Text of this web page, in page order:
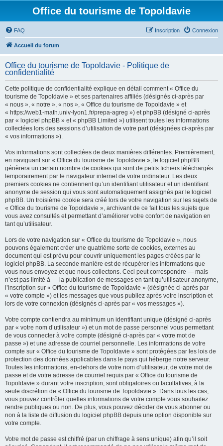
Office du tourisme de Topoldavie
FAQ Connexion
Inscription
Accueil du forum
Office du tourisme de Topoldavie - Politique de
confidentialité
Cette politique de confidentialité explique en détail comment « Office du
tourisme de Topoldavie » et ses partenaires affiliés (désignés ci-après par
« nous », « notre », « nos », « Office du tourisme de Topoldavie » et
« https://web1-math.univ-lyon1.fr/prepa-agreg ») et phpBB (désigné ci-après
par « logiciel phpBB » et « phpBB Limited ») utilisent toutes les informations
collectées lors des sessions d’utilisation de votre part (désignées ci-après par
« vos informations »).
Vos informations sont collectées de deux manières différentes. Premièrement,
en naviguant sur « Office du tourisme de Topoldavie », le logiciel phpBB
génèrera un certain nombre de cookies qui sont de petits fichiers téléchargés
temporairement par le navigateur internet de votre ordinateur. Les deux
premiers cookies ne contiennent qu’un identifiant utilisateur et un identifiant
anonyme de session qui vous sont automatiquement assignés par le logiciel
phpBB. Un troisième cookie sera créé lors de votre navigation sur les sujets de
« Office du tourisme de Topoldavie », archivant de ce fait tous les sujets que
vous avez consultés et permettant d’améliorer votre confort de navigation en
tant qu’utilisateur.
Lors de votre navigation sur « Office du tourisme de Topoldavie », nous
pouvons également créer une quatrième sorte de cookies, externes au
document qui est prévu pour couvrir uniquement les pages créées par le
logiciel phpBB. La seconde manière est de récupérer les informations que
vous nous envoyez et que nous collectons. Ceci peut correspondre — mais
n’est pas limité à — la publication de messages en tant qu’utilisateur anonyme,
l’inscription sur « Office du tourisme de Topoldavie » (désignée ci-après par
« votre compte ») et les messages que vous publiez après votre inscription et
lors de votre connexion (désignés ci-après par « vos messages »).
Votre compte contiendra au minimum un identifiant unique (désigné ci-après
par « votre nom d’utilisateur ») et un mot de passe personnel vous permettant
de vous connecter à votre compte (désigné ci-après par « votre mot de
passe ») et une adresse de courriel personnelle. Les informations de votre
compte sur « Office du tourisme de Topoldavie » sont protégées par les lois de
protection des données applicables dans le pays qui héberge notre serveur.
Toutes les informations, en-dehors de votre nom d’utilisateur, de votre mot de
passe et de votre adresse de courriel requis par « Office du tourisme de
Topoldavie » durant votre inscription, sont obligatoires ou facultatives, à la
seule discrétion de « Office du tourisme de Topoldavie ». Dans tous les cas,
vous pouvez contrôler quelles informations de votre compte vous souhaitez
rendre publiques ou non. De plus, vous pouvez décider de vous abonner ou
non à la liste de diffusion du logiciel phpBB depuis une option disponible sur
votre compte.
Votre mot de passe est chiffré (par un chiffrage à sens unique) afin qu’il soit